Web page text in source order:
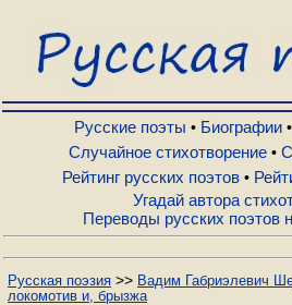
Русские поэты
Биографии
Стихи по темам
Случайное
Русские поэты • Биографии•
Случайное стихотворение •
Рейтинг русских поэтов•
Угадай автора
Переводы русских поэтов
Русская поэзия >> Вадим Габриэлевич
локомотив и, брызжа